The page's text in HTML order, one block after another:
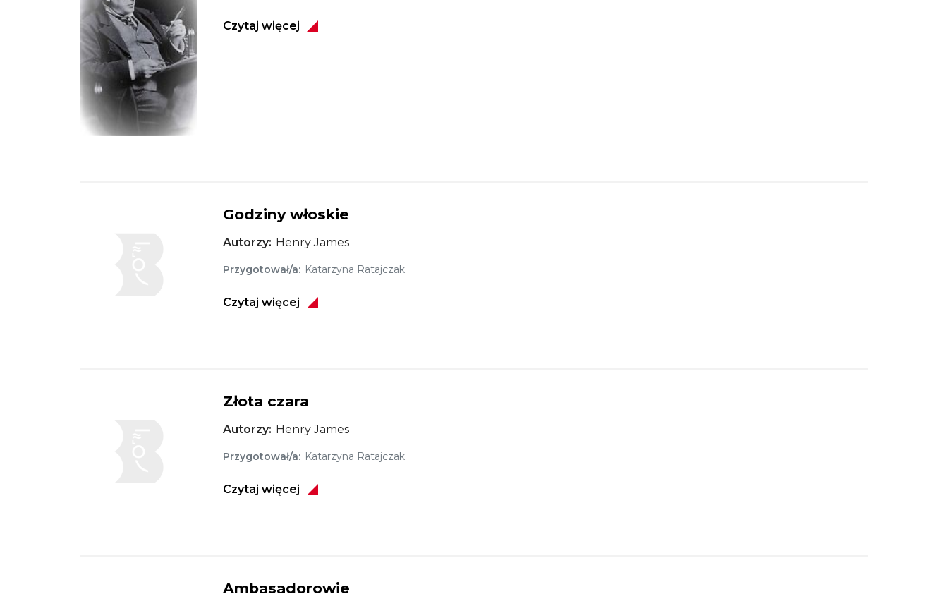
Czytaj więcej
Godziny włoskie
Autorzy Henry James
Przygotował/a Katarzyna Ratajczak
Czytaj więcej
Złota czara
Autorzy Henry James
Przygotował/a Katarzyna Ratajczak
Czytaj więcej
Ambasadorowie